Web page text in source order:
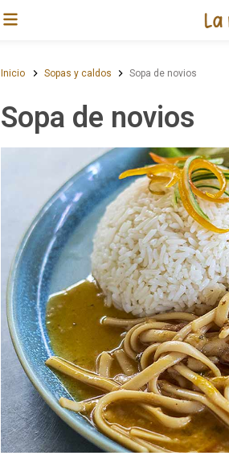
Inicio Sopas y caldos Sopa de novios
Sopa de novios